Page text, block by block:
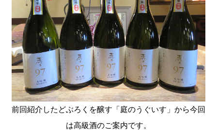
前回紹介したどぶろくを醸す「庭のうぐいす」から今回
は高級酒のご案内です。